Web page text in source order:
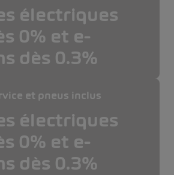
électriques
0% et e-
dès 0.3%
et pneus inclus
électriques
0% et e-
dès 0.3%